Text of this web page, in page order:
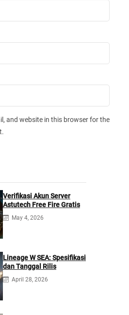
and website in this browser for the
Verifikasi Akun Server
Astutech Free Fire Gratis
May 4, 2026
Lineage W SEA: Spesifikasi
dan Tanggal Rilis
April 28, 2026